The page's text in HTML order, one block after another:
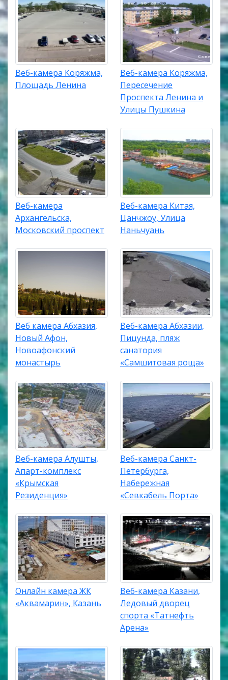
Веб-камера Коряжма,
Площадь Ленина
Веб-камера Коряжма,
Пересечение
Проспекта Ленина и
Улицы Пушкина
Веб-камера
Архангельска,
Московский проспект
Веб-камера Китая,
Цанчжоу, Улица
Наньчуань
Веб камера Абхазия,
Новый Афон,
Новоафонский
монастырь
Веб-камера Абхазии,
Пицунда, пляж
санатория
«Самшитовая роща»
Веб-камера Алушты,
Апарт-комплекс
«Крымская
Резиденция»
Веб-камера Санкт-
Петербурга,
Набережная
«Севкабель Порта»
Онлайн камера ЖК
«Аквамарин», Казань
Веб-камера Казани,
Ледовый дворец
спорта «Татнефть
Арена»